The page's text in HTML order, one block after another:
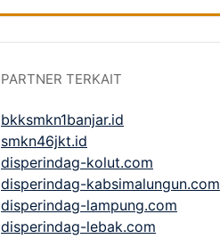
PARTNER TERKAIT
bkksmkn1banjar.id
smkn46jkt.id
disperindag-kolut.com
disperindag-kabsimalungun.com
disperindag-lampung.com
disperindag-lebak.com